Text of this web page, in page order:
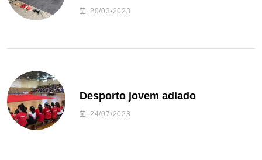
20/03/2023
Desporto jovem adiado
24/07/2023